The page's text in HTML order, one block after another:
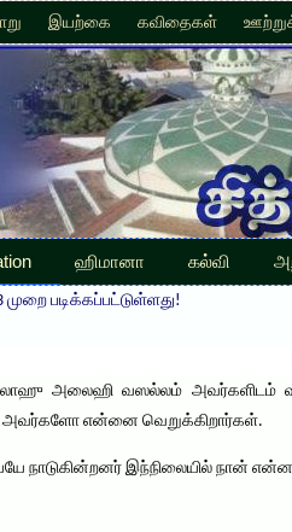
இயற்கை கவிதைகள்
ஹிமானா கல்வி
முறை படிக்கப்பட்டுள்ளது!
அலைஹி வஸல்லம் அவர்களிடம்
அவர்களோ என்னை வெறுக்கிறார்கள்.
நாடுகின்றனர் இந்நிலையில் நான்